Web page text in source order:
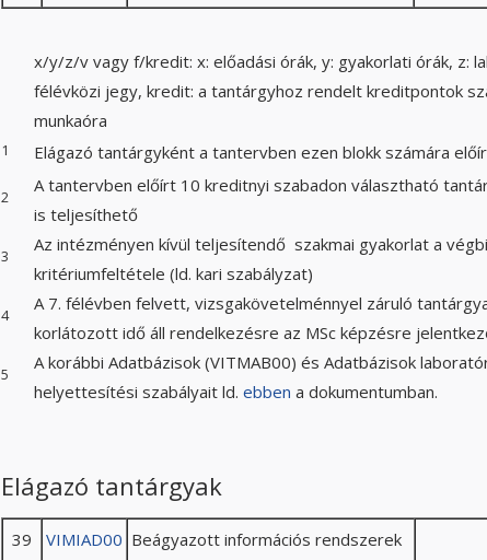
x/y/z/v vagy f/kredit: x: előadási órák, y: gyakorlati órák, z:
félévközi jegy, kredit: a tantárgyhoz rendelt kreditpontok
munkaóra
1 Elágazó tantárgyként a tantervben ezen blokk számára
2
A tantervben előírt 10 kreditnyi szabadon választható
is teljesíthető
3
Az intézményen kívül teljesítendő szakmai gyakorlat a
kritériumfeltétele (ld. kari szabályzat)
4
A 7. félévben felvett, vizsgakövetelménnyel záruló
korlátozott idő áll rendelkezésre az MSc képzésre
5
A korábbi Adatbázisok (VITMAB00) és Adatbázisok
helyettesítési szabályait ld. ebben a dokumentumban.
Elágazó tantárgyak
39 VIMIAD00 Beágyazott információs rendszerek